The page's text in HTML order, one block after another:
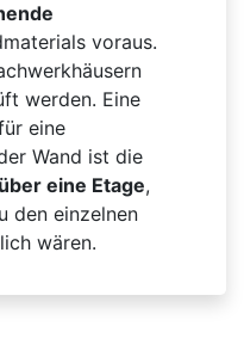
voraus.
werden. Eine
eine
Wand ist die
eine Etage,
den einzelnen
wären.